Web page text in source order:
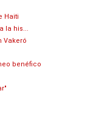
Haiti
la his...
Vakeró
benéfico